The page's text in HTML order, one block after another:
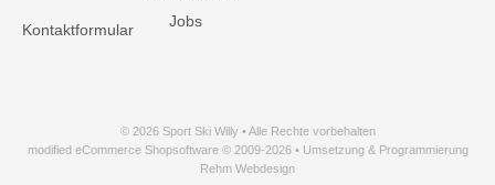
Kontaktformular
Jobs
© 2026 Sport Ski Willy • Alle Rechte vorbehalten
modified eCommerce Shopsoftware © 2009-2026 • Umsetzung & Programmierung
Rehm Webdesign